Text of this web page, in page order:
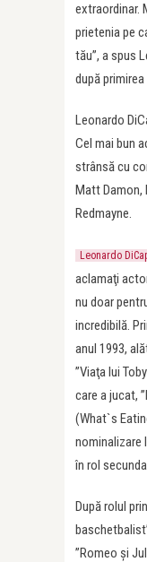
extraordinar.
prietenia pe
tău”, a spus
după
Leonardo
Cel mai bun
strânsă cu
Matt Damon,
Redmayne.
Leonardo
aclamaţi
nu doar
incredibilă.
anul 1993,
”Viaţa lui
care a jucat,
(What`s
nominalizare
în rol
După rolul
”Romeo şi